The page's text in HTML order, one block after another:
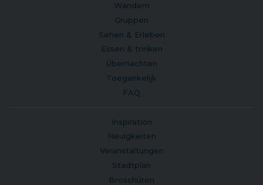
Wandern
Gruppen
Sehen & Erleben
Essen & trinken
Übernachten
Toegankelijk
FAQ
Inspiration
Neuigkeiten
Veranstaltungen
Stadtplan
Broschüren